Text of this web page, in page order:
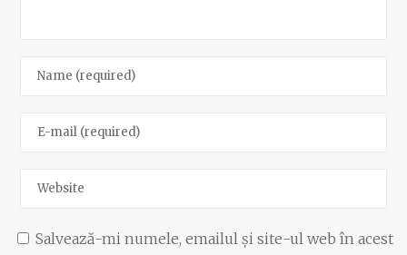
Salvează-mi numele, emailul și site-ul web în acest